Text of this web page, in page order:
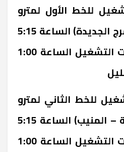
للخط الأول لمترو
الأنفاق (حلوان – المرج الجديدة) الساعة 5:15
صباحاً ونهاية ساعات التشغيل الساعة 1:00
للخط الثاني لمترو
الأنفاق (شبرا الخيمة – المنيب) الساعة 5:15
صباحاً ونهاية ساعات التشغيل الساعة 1:00